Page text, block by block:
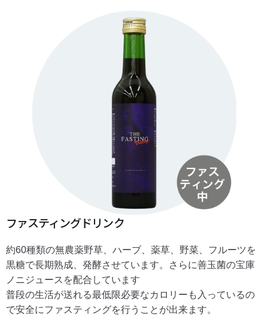
ファスティングドリンク
約60種類の無農薬野草、ハーブ、薬草、野菜、フルーツを
黒糖で長期熟成、発酵させています。さらに善玉菌の宝庫
ノニジュースを配合しています
普段の生活が送れる最低限必要なカロリーも入っているの
で安全にファスティングを行うことが出来ます。